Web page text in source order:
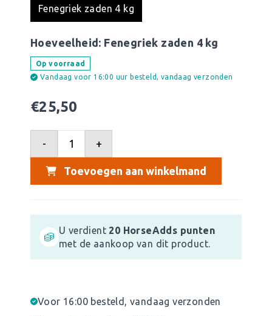
Fenegriek zaden 4 kg
Hoeveelheid: Fenegriek zaden 4 kg
Op voorraad
Vandaag voor 16:00 uur besteld, vandaag verzonden
€25,50
- +
Toevoegen aan winkelmand
U verdient 20 HorseAdds punten
met de aankoop van dit product.
Voor 16:00 besteld, vandaag verzonden